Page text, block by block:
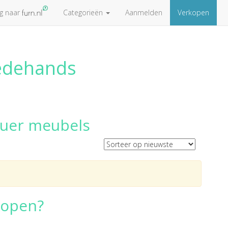
naar Categorieën Aanmelden Verkopen
meubels